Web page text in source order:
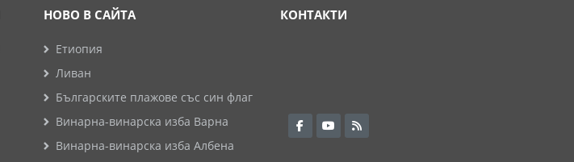
НОВО В САЙТА
Етиопия
Ливан
Българските плажове със син флаг
Винарна-винарска изба Варна
Винарна-винарска изба Албена
КОНТАКТИ